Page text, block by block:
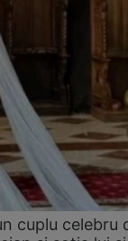
cuplu celebru